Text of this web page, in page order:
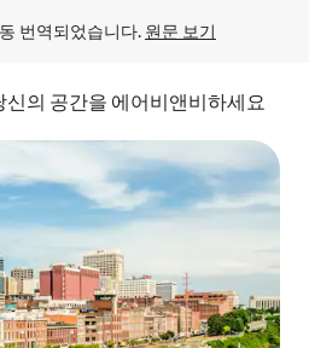
번역되었습니다. 원문 보기
신의 공간을 에어비앤비하세요